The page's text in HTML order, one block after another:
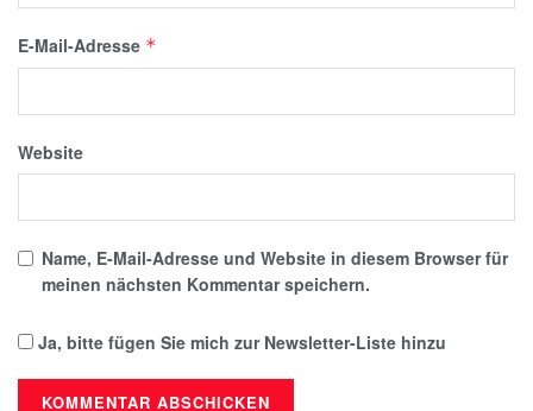
E-Mail-Adresse *
Website
Name, E-Mail-Adresse und Website in diesem Browser für
meinen nächsten Kommentar speichern.
Ja, bitte fügen Sie mich zur Newsletter-Liste hinzu